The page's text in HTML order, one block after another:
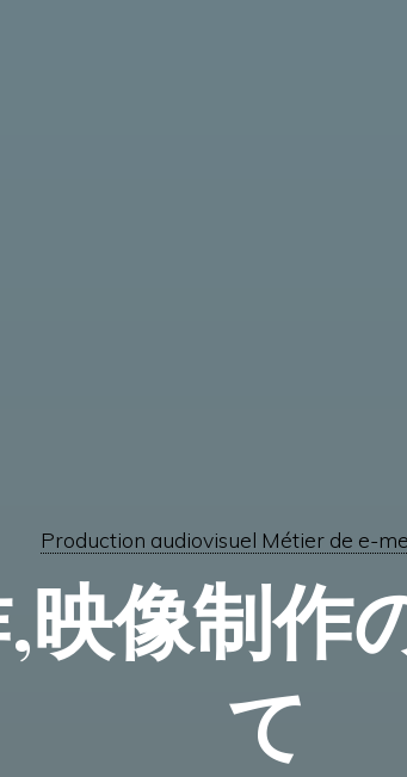
Production audiovisuel Métier de e-
映像制作
て